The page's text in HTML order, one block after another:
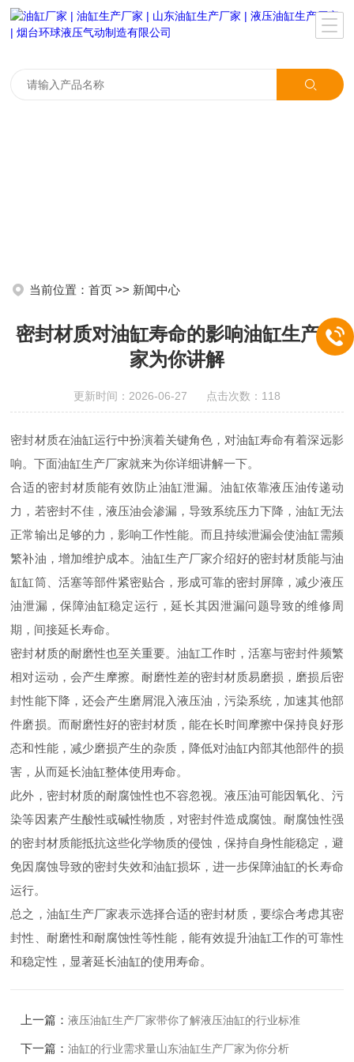
当前位置：首页 >> 新闻中心
密封材质对油缸寿命的影响油缸生产厂
家为你讲解
更新时间：2026-06-27 点击次数：118
密封材质在油缸运行中扮演着关键角色，对油缸寿命有着深远影
响。下面油缸生产厂家就来为你详细讲解一下。
合适的密封材质能有效防止油缸泄漏。油缸依靠液压油传递动
力，若密封不佳，液压油会渗漏，导致系统压力下降，油缸无法
正常输出足够的力，影响工作性能。而且持续泄漏会使油缸需频
繁补油，增加维护成本。油缸生产厂家介绍好的密封材质能与油
缸缸筒、活塞等部件紧密贴合，形成可靠的密封屏障，减少液压
油泄漏，保障油缸稳定运行，延长其因泄漏问题导致的维修周
期，间接延长寿命。
密封材质的耐磨性也至关重要。油缸工作时，活塞与密封件频繁
相对运动，会产生摩擦。耐磨性差的密封材质易磨损，磨损后密
封性能下降，还会产生磨屑混入液压油，污染系统，加速其他部
件磨损。而耐磨性好的密封材质，能在长时间摩擦中保持良好形
态和性能，减少磨损产生的杂质，降低对油缸内部其他部件的损
害，从而延长油缸整体使用寿命。
此外，密封材质的耐腐蚀性也不容忽视。液压油可能因氧化、污
染等因素产生酸性或碱性物质，对密封件造成腐蚀。耐腐蚀性强
的密封材质能抵抗这些化学物质的侵蚀，保持自身性能稳定，避
免因腐蚀导致的密封失效和油缸损坏，进一步保障油缸的长寿命
运行。
总之，油缸生产厂家表示选择合适的密封材质，要综合考虑其密
封性、耐磨性和耐腐蚀性等性能，能有效提升油缸工作的可靠性
和稳定性，显著延长油缸的使用寿命。
上一篇：液压油缸生产厂家带你了解液压油缸的行业标准
下一篇：油缸的行业需求量山东油缸生产厂家为你分析